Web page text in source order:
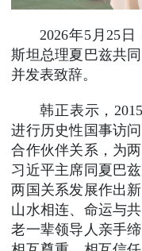
2026年5月25
斯坦总理夏巴兹共
并发表致辞。
韩正表示，
进行历史性国事访
合作伙伴关系，为
习近平主席同夏巴
两国关系发展作出
山水相连、命运与
老一辈领导人亲手